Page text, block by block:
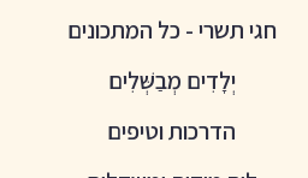
חגי תשרי - כל המתכונים
יְלָדִים מְבַשְּׁלִים
הדרכות וטיפים